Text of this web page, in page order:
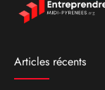
Articles récents